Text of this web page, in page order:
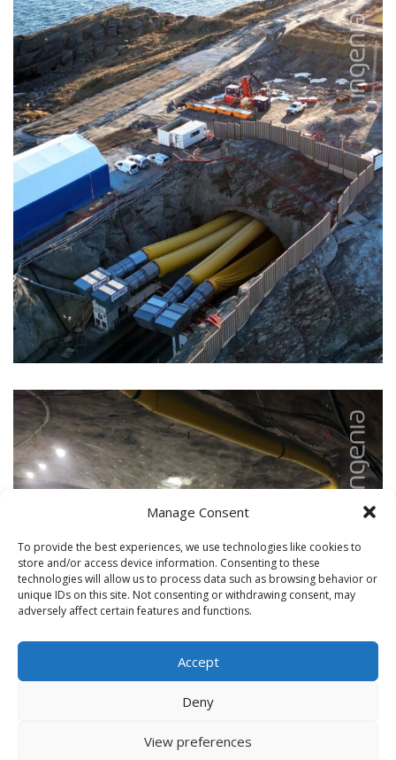
Manage Consent
To provide the best experiences, we use technologies like cookies to
store and/or access device information. Consenting to these
technologies will allow us to process data such as browsing behavior or
unique IDs on this site. Not consenting or withdrawing consent, may
adversely affect certain features and functions.
Accept
Deny
View preferences